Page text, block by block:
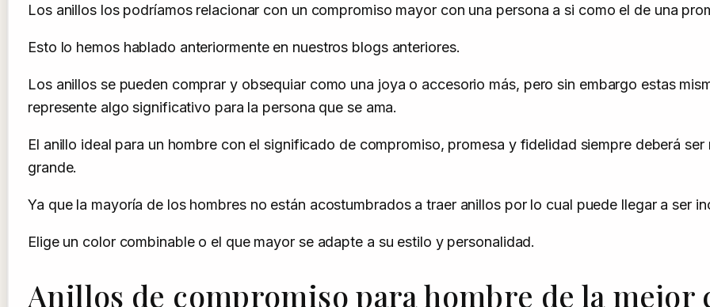
Los anillos los podríamos relacionar con un compromiso mayor con una persona a si como el de una
Esto lo hemos hablado anteriormente en nuestros blogs anteriores.
Los anillos se pueden comprar y obsequiar como una joya o accesorio más, pero sin embargo estas
represente algo significativo para la persona que se ama.
El anillo ideal para un hombre con el significado de compromiso, promesa y fidelidad siempre deberá
grande.
Ya que la mayoría de los hombres no están acostumbrados a traer anillos por lo cual puede llegar a ser
Elige un color combinable o el que mayor se adapte a su estilo y personalidad.
Anillos de compromiso para hombre de la mejor